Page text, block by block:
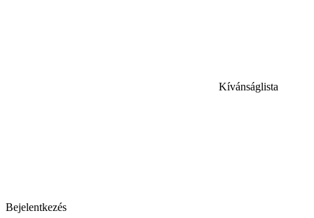
Kívánságlista
Bejelentkezés